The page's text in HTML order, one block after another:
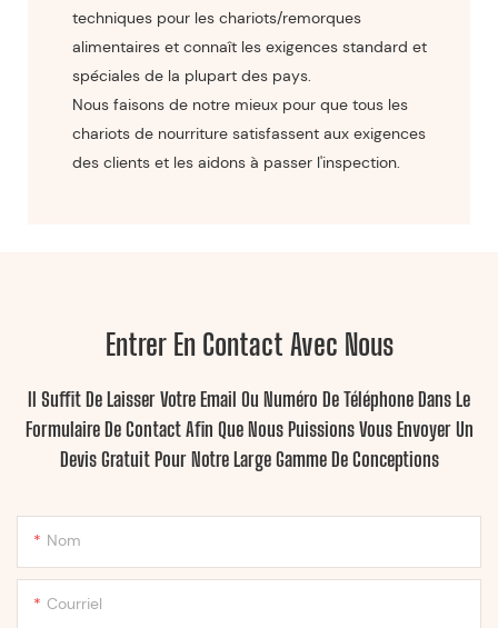
techniques pour les chariots/remorques
alimentaires et connaît les exigences standard et
spéciales de la plupart des pays.
Nous faisons de notre mieux pour que tous les
chariots de nourriture satisfassent aux exigences
des clients et les aidons à passer l'inspection.
Entrer En Contact Avec Nous
Il Suffit De Laisser Votre Email Ou Numéro De Téléphone Dans Le
Formulaire De Contact Afin Que Nous Puissions Vous Envoyer Un
Devis Gratuit Pour Notre Large Gamme De Conceptions
Nom
Courriel